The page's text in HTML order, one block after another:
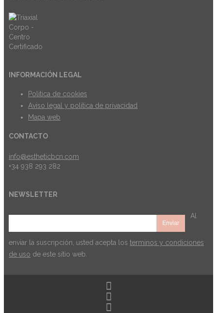
INFORMACIÓN LEGAL
Politica de cookies
Aviso legal y política de privacidad
Mapa web
CONTACTO
info@estheticbcn.com
+34 938 293 282
NEWSLETTER
Al
enviar la suscripción, usted acepta los terminos y condiciones
de uso de este sitio web.